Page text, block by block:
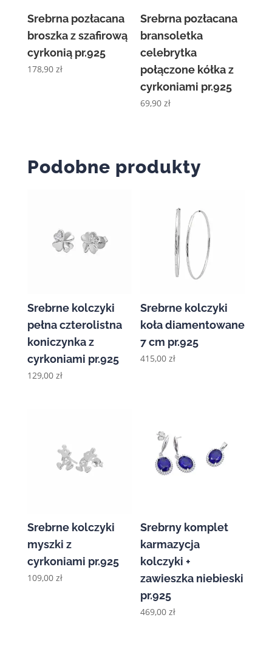
Srebrna pozłacana
broszka z szafirową
cyrkonią pr.925
178,90 zł
Srebrna pozłacana
bransoletka
celebrytka
połączone kółka z
cyrkoniami pr.925
69,90zł
Podobne produkty
Srebrne kolczyki
pełna czterolistna
koniczynka z
cyrkoniami pr.925
129,00 zł
Srebrne kolczyki
koła diamentowane
7 cm pr.925
415,00zł
Srebrne kolczyki
myszki z
cyrkoniami pr.925
109,00 zł
Srebrny komplet
karmazycja
kolczyki +
zawieszka niebieski
pr.925
469,00zł